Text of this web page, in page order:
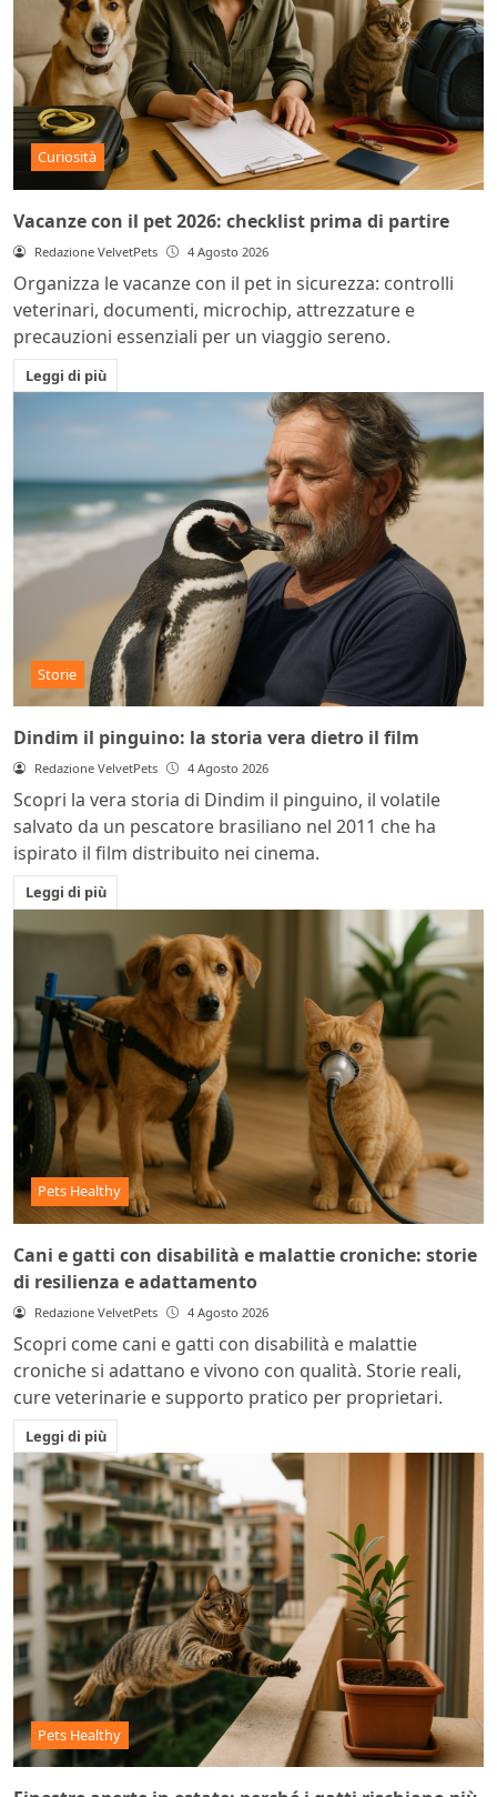
Curiosità
Vacanze con il pet 2026: checklist prima di partire
Redazione VelvetPets 4 Agosto 2026
Organizza le vacanze con il pet in sicurezza: controlli
veterinari, documenti, microchip, attrezzature e
precauzioni essenziali per un viaggio sereno.
Leggi di più
Storie
Dindim il pinguino: la storia vera dietro il film
Redazione VelvetPets 4 Agosto 2026
Scopri la vera storia di Dindim il pinguino, il volatile
salvato da un pescatore brasiliano nel 2011 che ha
ispirato il film distribuito nei cinema.
Leggi di più
Pets Healthy
Cani e gatti con disabilità e malattie croniche: storie
di resilienza e adattamento
Redazione VelvetPets 4 Agosto 2026
Scopri come cani e gatti con disabilità e malattie
croniche si adattano e vivono con qualità. Storie reali,
cure veterinarie e supporto pratico per proprietari.
Leggi di più
Pets Healthy